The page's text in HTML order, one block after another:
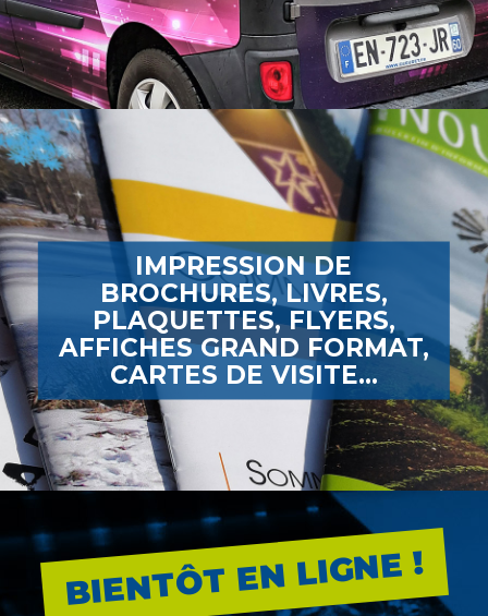
IMPRESSION DE
BROCHURES, LIVRES,
PLAQUETTES, FLYERS,
AFFICHES GRAND FORMAT,
CARTES DE VISITE...
BIENTÔT EN LIGNE !